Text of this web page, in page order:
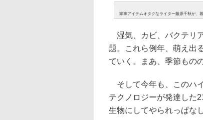
家事アイテムオタクなライター藤原千秋が、
湿気、カビ、バクテリ
題。これら例年、萌え出
ていく。まあ、季節もの
そして今年も、このハ
テクノロジーが発達した
生物にしてやられっぱな